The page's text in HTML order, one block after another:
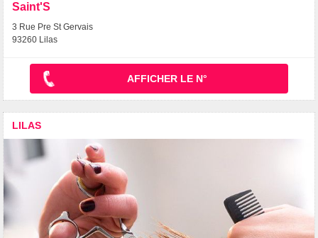
Saint'S
3 Rue Pre St Gervais
93260 Lilas
AFFICHER LE N°
LILAS